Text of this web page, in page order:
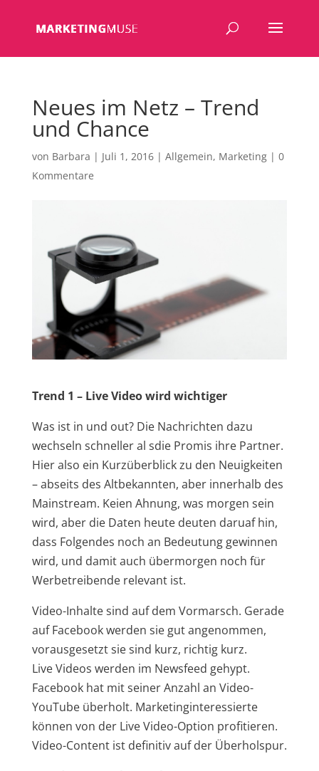
Neues im Netz – Trend
und Chance
von Barbara | Juli 1, 2016| Allgemein, Marketing| 0
Kommentare
Trend 1 – Live Video wird wichtiger
Was ist in und out? Die Nachrichten dazu
wechseln schneller al sdie Promis ihre Partner.
Hier also ein Kurzüberblick zu den Neuigkeiten
– abseits des Altbekannten, aber innerhalb des
Mainstream. Keien Ahnung, was morgen sein
wird, aber die Daten heute deuten daruaf hin,
dass Folgendes noch an Bedeutung gewinnen
wird, und damit auch übermorgen noch für
Werbetreibende relevant ist.
Video-Inhalte sind auf dem Vormarsch. Gerade
auf Facebook werden sie gut angenommen,
vorausgesetzt sie sind kurz, richtig kurz.
Live Videos werden im Newsfeed gehypt.
Facebook hat mit seiner Anzahl an Video-
YouTube überholt. Marketinginteressierte
können von der Live Video-Option profitieren.
Video-Content ist definitiv auf der Überholspur.